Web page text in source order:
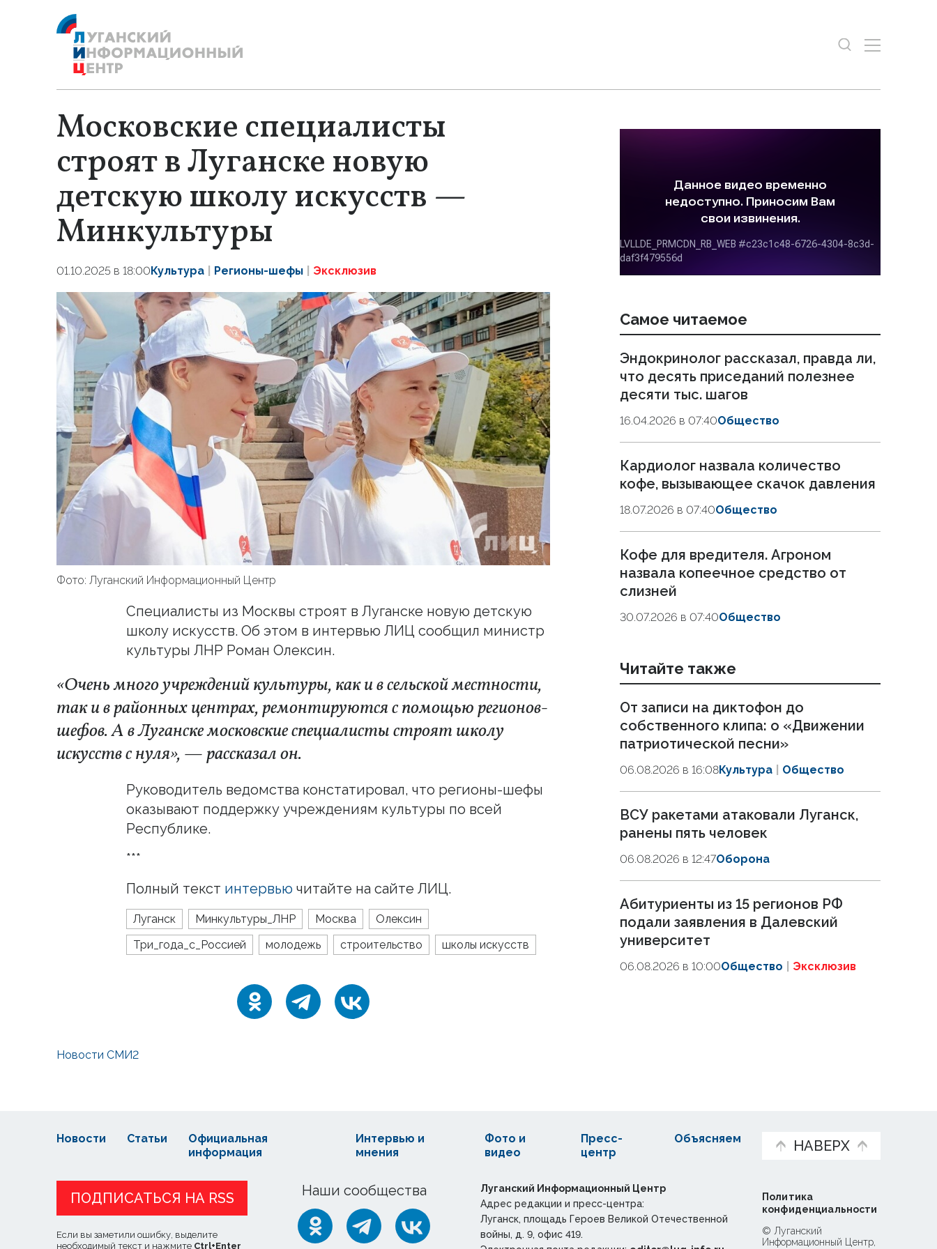
Московские специалисты
строят в Луганске новую
детскую школу искусств —
Минкультуры
01.10.2025 в 18:00Культура Регионы-шефы Эксклюзив
Фото: Луганский Информационный Центр
Специалисты из Москвы строят в Луганске новую детскую
школу искусств. Об этом в интервью ЛИЦ сообщил министр
культуры ЛНР Роман Олексин.
«Очень много учреждений культуры, как и в сельской местности,
так и в районных центрах, ремонтируются с помощью регионов-
шефов. А в Луганске московские специалисты строят школу
искусств с нуля», — рассказал он.
Руководитель ведомства констатировал, что регионы-шефы
оказывают поддержку учреждениям культуры по всей
Республике.
***
Полный текст интервью читайте на сайте ЛИЦ.
Луганск Минкультуры_ЛНР Москва
Олексин
Три_года_с_Россией
молодежь строительство школы искусств
Самое читаемое
Эндокринолог рассказал, правда ли,
что десять приседаний полезнее
десяти тыс. шагов
16.04.2026 в 07:40Общество
Кардиолог назвала количество
кофе, вызывающее скачок давления
18.07.2026 в 07:40Общество
Кофе для вредителя. Агроном
назвала копеечное средство от
слизней
30.07.2026 в 07:40Общество
Читайте также
От записи на диктофон до
собственного клипа: о «Движении
патриотической песни»
06.08.2026 в 16:08Культура Общество
ВСУ ракетами атаковали Луганск,
ранены пять человек
06.08.2026 в 12:47Оборона
Абитуриенты из 15 регионов РФ
подали заявления в Далевский
университет
06.08.2026 в 10:00Общество Эксклюзив
Новости СМИ2
НАВЕРХ
Наши сообщества
ПОДПИСАТЬСЯ НА RSS
Если вы заметили ошибку, выделите
необходимый текст и нажмите Ctrl+Enter
Новости Статьи
Официальная
информация
Интервью и
мнения
Фото и
видео
Пресс-
центр
Объясняем
Политика
конфиденциальности
Луганский Информационный Центр
Адрес редакции и пресс-центра:
Луганск, площадь Героев Великой Отечественной
войны, д. 9, офис 419.
© Луганский
Информационный Центр,